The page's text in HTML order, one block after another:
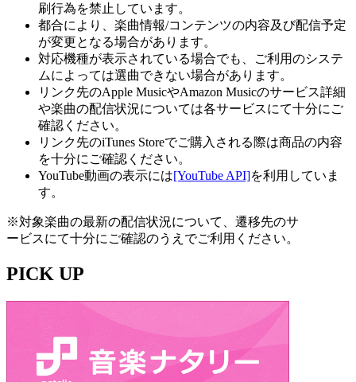
刷行為を禁止しています。
都合により、楽曲情報/コンテンツの内容及び配信予定
が変更となる場合があります。
対応機種が表示されている場合でも、ご利用のシステ
ムによっては選曲できない場合があります。
リンク先のApple MusicやAmazon Musicのサービス詳細
や楽曲の配信状況については各サービスにて十分にご
確認ください。
リンク先のiTunes Storeでご購入される際は商品の内容
を十分にご確認ください。
YouTube動画の表示には[YouTube API]を利用していま
す。
※対象楽曲の最新の配信状況について、遷移先のサ
ービスにて十分にご確認のうえでご利用ください。
PICK UP